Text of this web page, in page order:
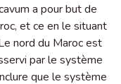
a pour but de
et ce en le situant
nord du Maroc est
par le système
que le système